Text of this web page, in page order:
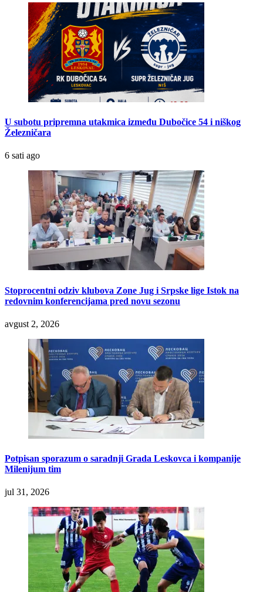
U subotu pripremna utakmica između Dubočice 54 i niškog
Železničara
6 sati ago
Stoprocentni odziv klubova Zone Jug i Srpske lige Istok na
redovnim konferencijama pred novu sezonu
avgust 2, 2026
Potpisan sporazum o saradnji Grada Leskovca i kompanije
Milenijum tim
jul 31, 2026